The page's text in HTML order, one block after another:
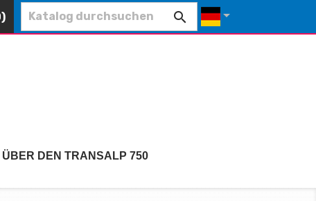
 
DEN TRANSALP 750